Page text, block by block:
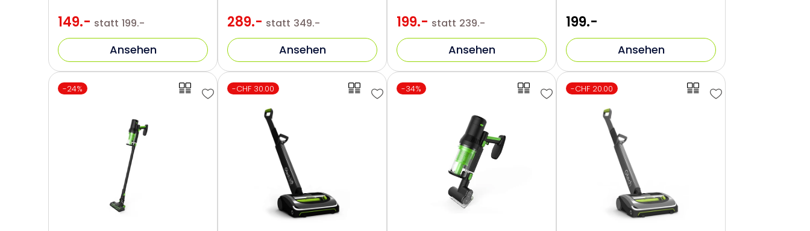
149.- statt 199.-
Ansehen
289.- statt 349.-
Ansehen
199.- statt 239.-
Ansehen
199.-
Ansehen
-24% -CHF 30.00 -34% -CHF 20.00